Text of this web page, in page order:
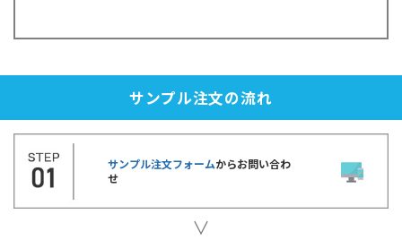
サンプル注文の流れ
サンプル注文フォームからお問い合わ
せ